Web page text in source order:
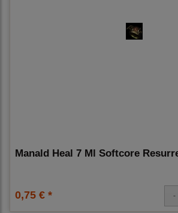
Manald Heal 7 Ml Softcore
0,75 € *